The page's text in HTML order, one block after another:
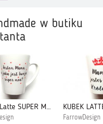
w butiku
KUBEK Latte SUPER MOC KUBEK
FarrowDesign